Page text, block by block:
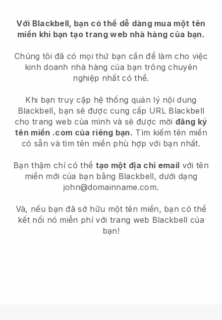
Với Blackbell, bạn có thể dễ dàng mua một tên
miền khi bạn tạo trang web nhà hàng của bạn.
Chúng tôi đã có mọi thứ bạn cần để làm cho việc
kinh doanh nhà hàng của bạn trông chuyên
nghiệp nhất có thể.
Khi bạn truy cập hệ thống quản lý nội dung
Blackbell, bạn sẽ được cung cấp URL Blackbell
cho trang web của mình và sẽ được mời đăng ký
tên miền .com của riêng bạn. Tìm kiếm tên miền
có sẵn và tìm tên miền phù hợp với bạn nhất.
Bạn thậm chí có thể tạo một địa chỉ email với tên
miền mới của bạn bằng Blackbell, dưới dạng
john@domainname.com.
Và, nếu bạn đã sở hữu một tên miền, bạn có thể
kết nối nó miễn phí với trang web Blackbell của
bạn!